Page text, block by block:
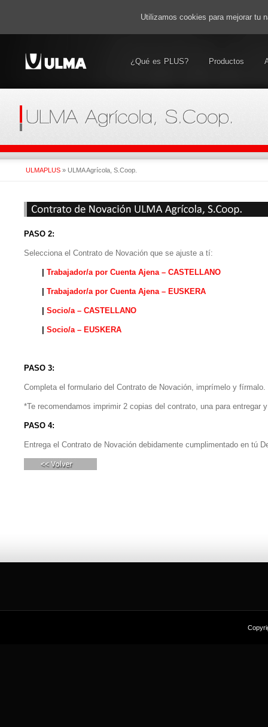
¿Qué es PLUS? Productos
ULMAPLUS» ULMA Agrícola, S.Coop.
PASO 2:
Selecciona el Contrato de Novación que se ajuste a tí:
Trabajador/a por Cuenta Ajena – CASTELLANO
Trabajador/a por Cuenta Ajena – EUSKERA
Socio/a – CASTELLANO
Socio/a – EUSKERA
PASO 3:
Completa el formulario del Contrato de Novación, imprímelo y fírmalo.
*Te recomendamos imprimir 2 copias del contrato, una para entregar
PASO 4:
Entrega el Contrato de Novación debidamente cumplimentado en tú
Utilizamos cookies para mejorar tu